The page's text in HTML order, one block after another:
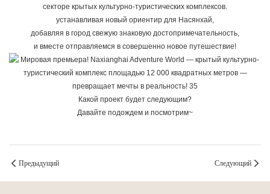
секторе крытых культурно-туристических комплексов.
устанавливая новый ориентир для Насянхай,
добавляя в город свежую знаковую достопримечательность,
и вместе отправляемся в совершенно новое путешествие!
Какой проект будет следующим?
Давайте подождем и посмотрим~
Предыдущий Следующий